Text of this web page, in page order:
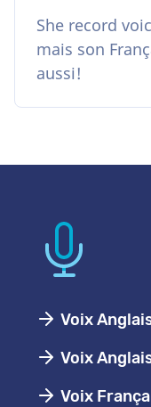
She record
mais son
aussi!
Voix
Voix
Voix